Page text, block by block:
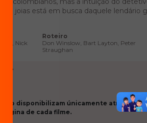
joias está em busca daquele lendário
Nick
Roteiro
Don Winslow, Bart Layton, Peter
Straughan
o disponibilizam únicamente através de
de cada filme.